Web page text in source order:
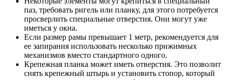
паз, требовать ригель или планку, для этого потребуется
просверлить специальные отверстия. Они могут уже
иметься у окна.
Если размер рамы превышает 1 метр, рекомендуется для
ее запирания использовать несколько прижимных
механизмов вместо стандартного одного.
Крепежная планка может иметь отверстия. Это позволит
снять крепежный штырь и установить стопор, который